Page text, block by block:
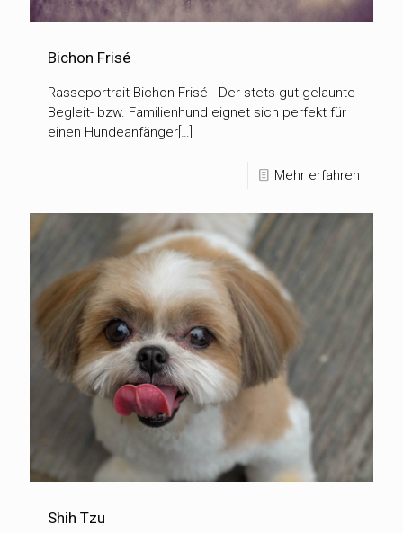
Bichon Frisé
Rasseportrait Bichon Frisé - Der stets gut gelaunte
Begleit- bzw. Familienhund eignet sich perfekt für
einen Hundeanfänger[…]
Mehr erfahren
Shih Tzu